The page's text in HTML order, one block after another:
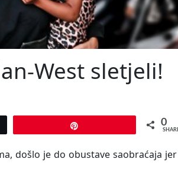
West sletjeli!
0
došlo je do obustave saobraćaja